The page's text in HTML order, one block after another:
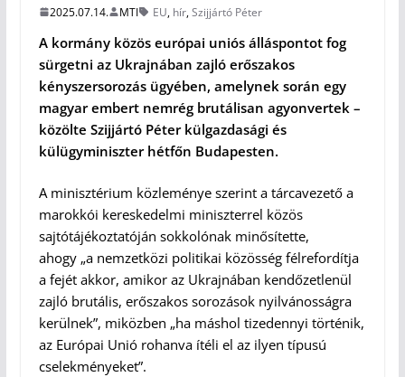
2025.07.14. MTI EU, hír,Szijjártó Péter
A kormány közös európai uniós álláspontot fog
sürgetni az Ukrajnában zajló erőszakos
kényszersorozás ügyében, amelynek során egy
magyar embert nemrég brutálisan agyonvertek –
közölte Szijjártó Péter külgazdasági és
külügyminiszter hétfőn Budapesten.
A minisztérium közleménye szerint a tárcavezető a
marokkói kereskedelmi miniszterrel közös
sajtótájékoztatóján sokkolónak minősítette,
ahogy „a nemzetközi politikai közösség félrefordítja
a fejét akkor, amikor az Ukrajnában kendőzetlenül
zajló brutális, erőszakos sorozások nyilvánosságra
kerülnek”, miközben „ha máshol tizedennyi történik,
az Európai Unió rohanva ítéli el az ilyen típusú
cselekményeket”.